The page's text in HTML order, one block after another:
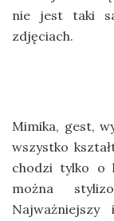
nie jest taki
zdjęciach.
Mimika, gest,
wszystko
chodzi tylko o
można